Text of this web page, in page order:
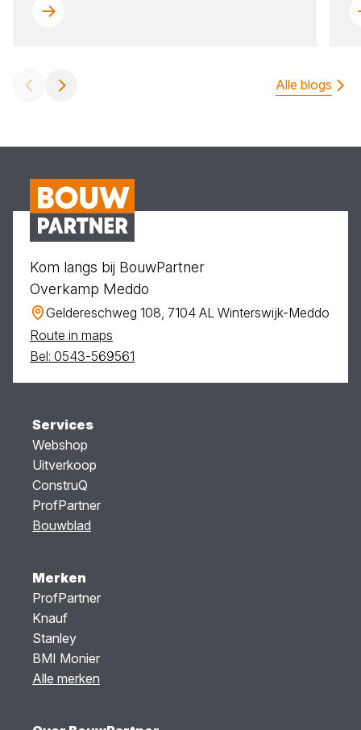
Alle blogs
Kom langs bij BouwPartner
Overkamp Meddo
Geldereschweg 108, 7104 AL Winterswijk-Meddo
Route in maps
Bel: 0543-569561
Services
Webshop
Uitverkoop
ConstruQ
ProfPartner
Bouwblad
Merken
ProfPartner
Knauf
Stanley
BMI Monier
Alle merken